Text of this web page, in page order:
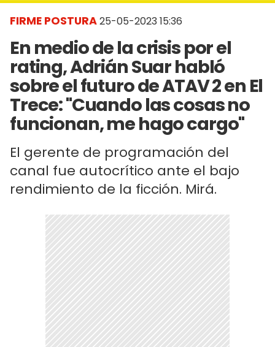
FIRME POSTURA25-05-2023 15:36
En medio de la crisis por el
rating, Adrián Suar habló
sobre el futuro de ATAV 2 en El
Trece: "Cuando las cosas no
funcionan, me hago cargo"
El gerente de programación del
canal fue autocrítico ante el bajo
rendimiento de la ficción. Mirá.